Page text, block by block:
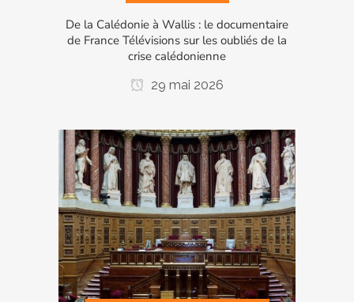
De la Calédonie à Wallis : le documentaire
de France Télévisions sur les oubliés de la
crise calédonienne
29 mai 2026